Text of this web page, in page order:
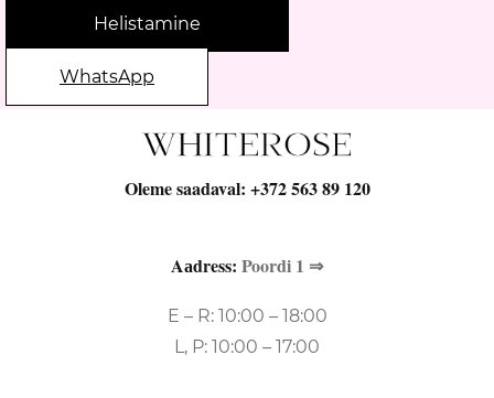
Helistamine
WhatsApp
Oleme saadaval: +372 563 89 120
Aаdress: Poordi 1 ⇒
E – R: 10:00 – 18:00
L, P: 10:00 – 17:00